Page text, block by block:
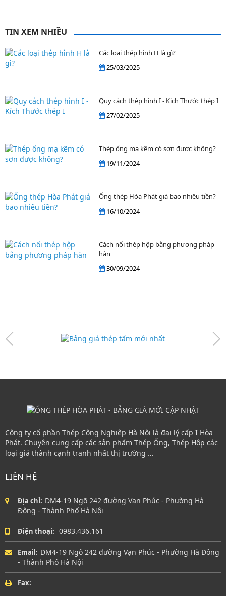
TIN XEM NHIỀU
Các loại thép hình H là gì?
25/03/2025
Quy cách thép hình I - Kích Thước thép I
27/02/2025
Thép ống mạ kẽm có sơn được không?
19/11/2024
Ống thép Hòa Phát giá bao nhiêu tiền?
16/10/2024
Cách nối thép hộp bằng phương pháp
hàn
30/09/2024
Công ty cổ phần Thép Công Nghiệp Hà Nội là đại lý cấp I Hòa
Phát. Chuyên cung cấp các sản phẩm Thép Ống, Thép Hộp các
loại giá thành cạnh tranh nhất thị trường …
LIÊN HỆ
Địa chỉ: DM4-19 Ngõ 242 đường Vạn Phúc - Phường Hà
Đông - Thành Phố Hà Nội
Điện thoại: 0983.436.161
Email: DM4-19 Ngõ 242 đường Vạn Phúc - Phường Hà Đông
- Thành Phố Hà Nội
Fax: